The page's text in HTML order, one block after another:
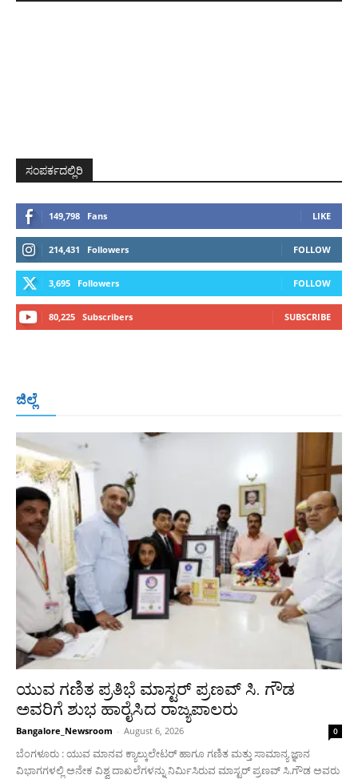
ಸಂಪರ್ಕದಲ್ಲಿರಿ
149,798 Fans LIKE
214,431 Followers FOLLOW
3,695 Followers FOLLOW
80,225 Subscribers SUBSCRIBE
ಜಿಲ್ಲೆ
ಯುವ ಗಣಿತ ಪ್ರತಿಭೆ ಮಾಸ್ಟರ್ ಪ್ರಣವ್ ಸಿ. ಗೌಡ
ಅವರಿಗೆ ಶುಭ ಹಾರೈಸಿದ ರಾಜ್ಯಪಾಲರು
Bangalore_Newsroom - August 6, 2026 0
ಬೆಂಗಳೂರು : ಯುವ ಮಾನವ ಕ್ಯಾಲ್ಕುಲೇಟರ್ ಹಾಗೂ ಗಣಿತ ಮತ್ತು ಸಾಮಾನ್ಯ ಜ್ಞಾನ
ವಿಭಾಗಗಳಲ್ಲಿ ಅನೇಕ ವಿಶ್ವ ದಾಖಲೆಗಳನ್ನು ನಿರ್ಮಿಸಿರುವ ಮಾಸ್ಟರ್ ಪ್ರಣವ್ ಸಿ.ಗೌಡ ಅವರು